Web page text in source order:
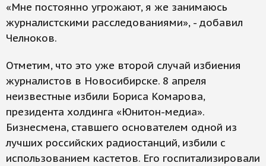
«Мне постоянно угрожают, я же занимаюсь
журналистскими расследованиями», - добавил
Челноков.
Отметим, что это уже второй случай избиения
журналистов в Новосибирске. 8 апреля
неизвестные избили Бориса Комарова,
президента холдинга «Юнитон-медиа».
Бизнесмена, ставшего основателем одной из
лучших российских радиостанций, избили с
использованием кастетов. Его госпитализировали